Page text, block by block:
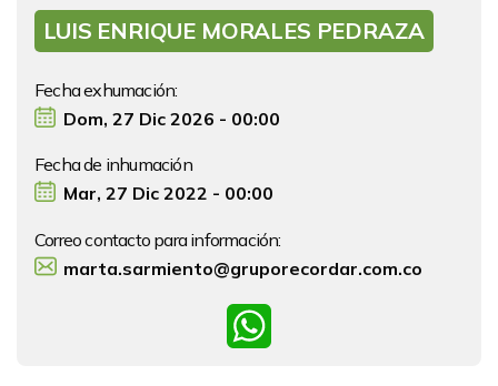
LUIS ENRIQUE MORALES PEDRAZA
Fecha exhumación:
Dom, 27 Dic 2026 - 00:00
Fecha de inhumación
Mar, 27 Dic 2022 - 00:00
Correo contacto para información:
marta.sarmiento@gruporecordar.com.co